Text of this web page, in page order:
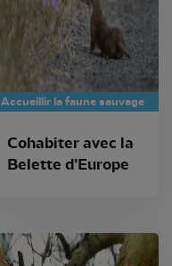
Accueillir la faune sauvage
Cohabiter avec la
Belette d’Europe